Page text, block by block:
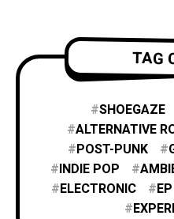
TAG
SHOEGAZE
ALTERNATIVE
POST-PUNK
INDIE POP
ELECTRONIC
EP